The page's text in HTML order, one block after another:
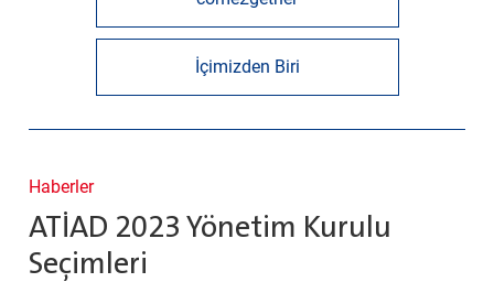
Haberler
ATİAD 2023 Yönetim Kurulu
Seçimleri
İçimizden Biri